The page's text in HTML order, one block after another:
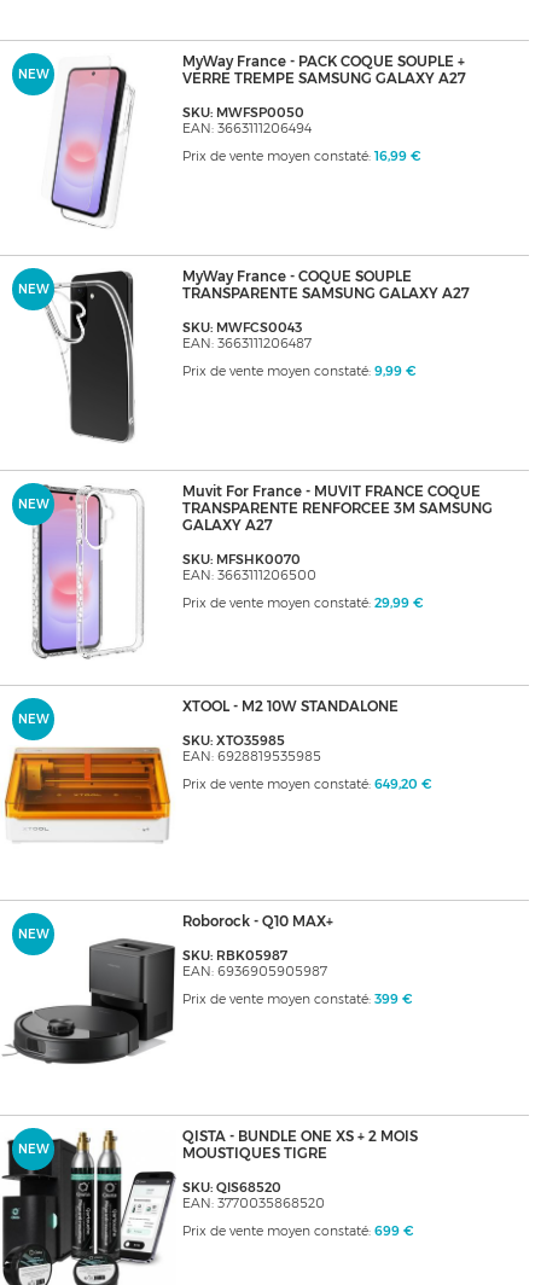
NEW
MyWay France - PACK COQUE SOUPLE +
VERRE TREMPE SAMSUNG GALAXY A27
SKU: MWFSP0050
EAN: 3663111206494
Prix de vente moyen constaté: 16,99 €
NEW
MyWay France - COQUE SOUPLE
TRANSPARENTE SAMSUNG GALAXY A27
SKU: MWFCS0043
EAN: 3663111206487
Prix de vente moyen constaté: 9,99 €
NEW
Muvit For France - MUVIT FRANCE COQUE
TRANSPARENTE RENFORCEE 3M SAMSUNG
GALAXY A27
SKU: MFSHK0070
EAN: 3663111206500
Prix de vente moyen constaté: 29,99 €
NEW
XTOOL - M2 10W STANDALONE
SKU: XTO35985
EAN: 6928819535985
Prix de vente moyen constaté: 649,20 €
NEW
Roborock - Q10 MAX+
SKU: RBK05987
EAN: 6936905905987
Prix de vente moyen constaté: 399 €
NEW
QISTA - BUNDLE ONE XS + 2 MOIS
MOUSTIQUES TIGRE
SKU: QIS68520
EAN: 3770035868520
Prix de vente moyen constaté: 699 €